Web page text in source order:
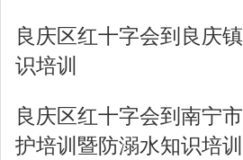
良庆区红十字会到良庆
识培训
良庆区红十字会到南宁
护培训暨防溺水知识培训